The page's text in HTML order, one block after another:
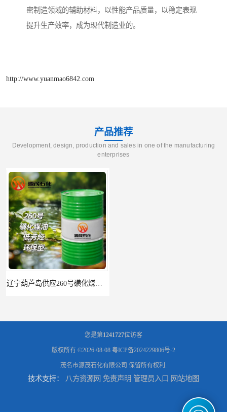
密制造领域的辅助材料，以性能产品质量，以稳定表现
提升生产效率，成为现代制造业的。
http://www.yuanmao6842.com
产品推荐
Development, design, production and sales in one of the manufacturing
enterprises
您是第1241727位访客
版权所有 ©2026-08-08 粤ICP备2024229806号-2
茂名市源茂石化有限公司 保留所有权利.
技术支持： 八方资源网 免责声明 管理员入口 网站地图